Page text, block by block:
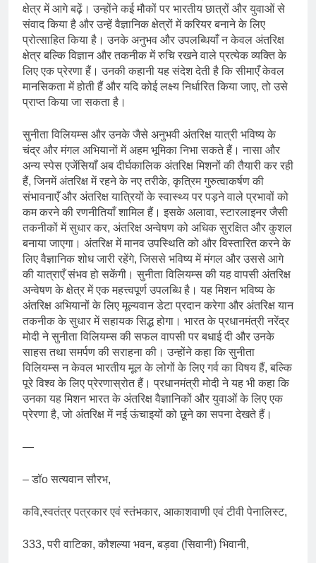
क्षेत्र में आगे बढ़ें। उन्होंने कई मौकों पर भारतीय छात्रों और युवाओं से
संवाद किया है और उन्हें वैज्ञानिक क्षेत्रों में करियर बनाने के लिए
प्रोत्साहित किया है। उनके अनुभव और उपलब्धियाँ न केवल अंतरिक्ष
क्षेत्र बल्कि विज्ञान और तकनीक में रुचि रखने वाले प्रत्येक व्यक्ति के
लिए एक प्रेरणा हैं। उनकी कहानी यह संदेश देती है कि सीमाएँ केवल
मानसिकता में होती हैं और यदि कोई लक्ष्य निर्धारित किया जाए, तो उसे
प्राप्त किया जा सकता है।
सुनीता विलियम्स और उनके जैसे अनुभवी अंतरिक्ष यात्री भविष्य के
चंद्र और मंगल अभियानों में अहम भूमिका निभा सकते हैं। नासा और
अन्य स्पेस एजेंसियाँ अब दीर्घकालिक अंतरिक्ष मिशनों की तैयारी कर रही
हैं, जिनमें अंतरिक्ष में रहने के नए तरीके, कृत्रिम गुरुत्वाकर्षण की
संभावनाएँ और अंतरिक्ष यात्रियों के स्वास्थ्य पर पड़ने वाले प्रभावों को
कम करने की रणनीतियाँ शामिल हैं। इसके अलावा, स्टारलाइनर जैसी
तकनीकों में सुधार कर, अंतरिक्ष अन्वेषण को अधिक सुरक्षित और कुशल
बनाया जाएगा। अंतरिक्ष में मानव उपस्थिति को और विस्तारित करने के
लिए वैज्ञानिक शोध जारी रहेंगे, जिससे भविष्य में मंगल और उससे आगे
की यात्राएँ संभव हो सकेंगी। सुनीता विलियम्स की यह वापसी अंतरिक्ष
अन्वेषण के क्षेत्र में एक महत्त्वपूर्ण उपलब्धि है। यह मिशन भविष्य के
अंतरिक्ष अभियानों के लिए मूल्यवान डेटा प्रदान करेगा और अंतरिक्ष यान
तकनीक के सुधार में सहायक सिद्ध होगा। भारत के प्रधानमंत्री नरेंद्र
मोदी ने सुनीता विलियम्स की सफल वापसी पर बधाई दी और उनके
साहस तथा समर्पण की सराहना की। उन्होंने कहा कि सुनीता
विलियम्स न केवल भारतीय मूल के लोगों के लिए गर्व का विषय हैं, बल्कि
पूरे विश्व के लिए प्रेरणास्रोत हैं। प्रधानमंत्री मोदी ने यह भी कहा कि
उनका यह मिशन भारत के अंतरिक्ष वैज्ञानिकों और युवाओं के लिए एक
प्रेरणा है, जो अंतरिक्ष में नई ऊंचाइयों को छूने का सपना देखते हैं।
—
– डॉo सत्यवान सौरभ,
कवि,स्वतंत्र पत्रकार एवं स्तंभकार, आकाशवाणी एवं टीवी पेनालिस्ट,
333, परी वाटिका, कौशल्या भवन, बड़वा (सिवानी) भिवानी,